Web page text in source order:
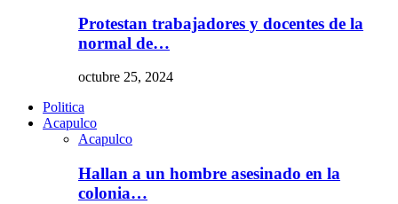
Protestan trabajadores y docentes de la
normal de…
octubre 25, 2024
Politica
Acapulco
Acapulco
Hallan a un hombre asesinado en la
colonia…